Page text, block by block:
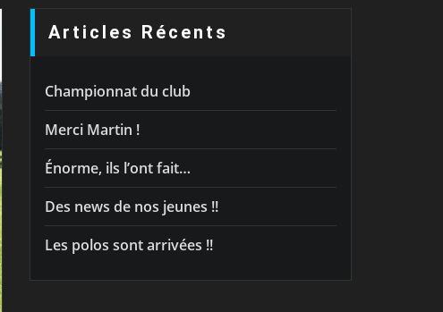
Articles Récents
Championnat du club
Merci Martin !
Énorme, ils l’ont fait…
Des news de nos jeunes !!
Les polos sont arrivées !!